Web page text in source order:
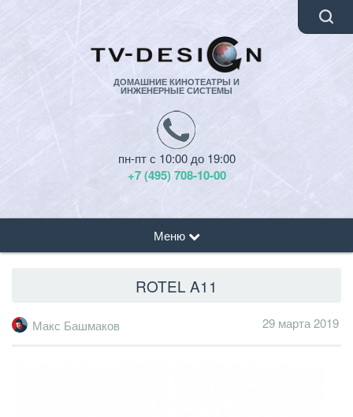
ДОМАШНИЕ КИНОТЕАТРЫ И
ИНЖЕНЕРНЫЕ СИСТЕМЫ
пн-пт с 10:00 до 19:00
+7 (495) 708-10-00
Меню
ROTEL A11
Макс Башмаков 29 марта 2019